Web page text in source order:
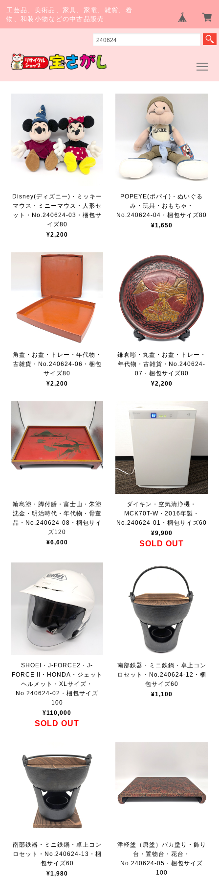
工芸品、美術品、家具、家電、雑貨、着
物、和装小物などの中古品販売
Disney(ディズニー)・ミッキー
マウス・ミニーマウス・人形セ
ット・No.240624-03・梱包サ
イズ80
¥2,200
POPEYE(ポパイ)・ぬいぐる
み・玩具・おもちゃ・
No.240624-04・梱包サイズ80
¥1,650
角盆・お盆・トレー・年代物・
古雑貨・No.240624-06・梱包
サイズ80
¥2,200
鎌倉彫・丸盆・お盆・トレー・
年代物・古雑貨・No.240624-
07・梱包サイズ80
¥2,200
輪島塗・脚付膳・富士山・朱塗
沈金・明治時代・年代物・骨董
品・No.240624-08・梱包サイ
ズ120
¥6,600
ダイキン・空気清浄機・
MCK70T-W・2016年製・
No.240624-01・梱包サイズ60
¥9,900
SOLD OUT
SHOEI・J-FORCE2・J-
FORCE II・HONDA・ジェット
ヘルメット・XLサイズ・
No.240624-02・梱包サイズ
100
¥110,000
SOLD OUT
南部鉄器・ミニ鉄鍋・卓上コン
ロセット・No.240624-12・梱
包サイズ60
¥1,100
南部鉄器・ミニ鉄鍋・卓上コン
ロセット・No.240624-13・梱
包サイズ60
¥1,980
津軽塗（唐塗）バカ塗り・飾り
台・置物台・花台・
No.240624-05・梱包サイズ
100